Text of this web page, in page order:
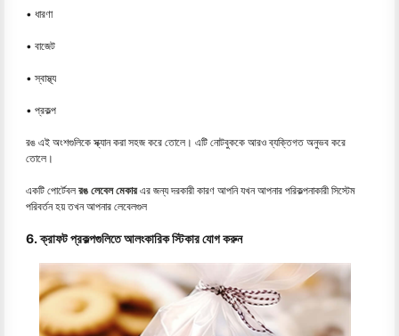
• ধারণা
• বাজেট
• স্বাস্থ্য
• প্রকল্প
রঙ এই অংশগুলিকে স্ক্যান করা সহজ করে তোলে। এটি নোটবুককে আরও ব্যক্তিগত অনুভব করে
তোলে।
একটি পোর্টেবল রঙ লেবেল মেকারএর জন্য দরকারী কারণ আপনি যখন আপনার পরিকল্পনাকারী সিস্টেম
পরিবর্তন হয় তখন আপনার লেবেলগুল
6. ক্রাফট প্রকল্পগুলিতে আলংকারিক স্টিকার যোগ করুন